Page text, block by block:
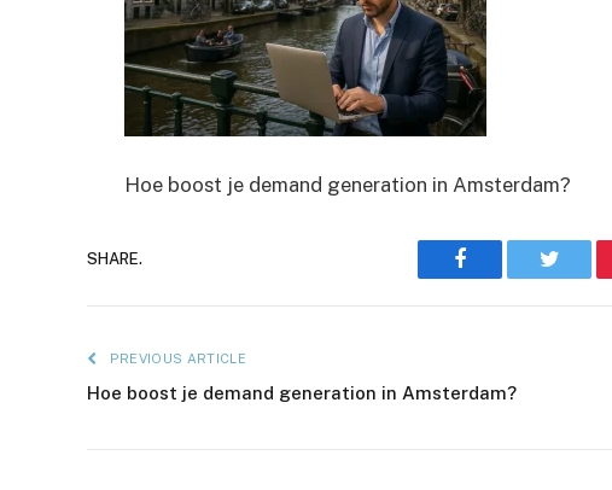
Hoe boost je demand generation in Amsterdam?
SHARE. Facebook Twitter
PREVIOUS ARTICLE
Hoe boost je demand generation in Amsterdam?